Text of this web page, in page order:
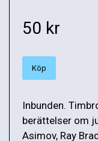
50 kr
Köp
Inbunden.
berättelser om
Asimov, Ray